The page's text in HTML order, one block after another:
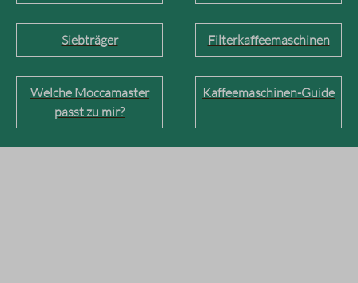
Siebträger Filterkaffeemaschinen
Welche Moccamaster
passt zu mir?
Kaffeemaschinen-Guide